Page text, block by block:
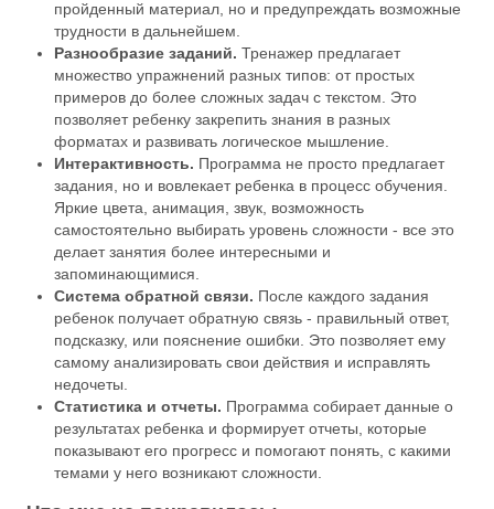
пройденный материал, но и предупреждать возможные
трудности в дальнейшем.
Разнообразие заданий. Тренажер предлагает
множество упражнений разных типов: от простых
примеров до более сложных задач с текстом. Это
позволяет ребенку закрепить знания в разных
форматах и развивать логическое мышление.
Интерактивность. Программа не просто предлагает
задания, но и вовлекает ребенка в процесс обучения.
Яркие цвета, анимация, звук, возможность
самостоятельно выбирать уровень сложности - все это
делает занятия более интересными и
запоминающимися.
Система обратной связи. После каждого задания
ребенок получает обратную связь - правильный ответ,
подсказку, или пояснение ошибки. Это позволяет ему
самому анализировать свои действия и исправлять
недочеты.
Статистика и отчеты. Программа собирает данные о
результатах ребенка и формирует отчеты, которые
показывают его прогресс и помогают понять, с какими
темами у него возникают сложности.